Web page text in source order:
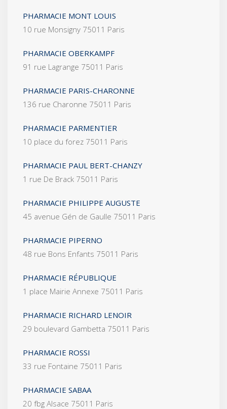
PHARMACIE MONT LOUIS
10 rue Monsigny 75011 Paris
PHARMACIE OBERKAMPF
91 rue Lagrange 75011 Paris
PHARMACIE PARIS-CHARONNE
136 rue Charonne 75011 Paris
PHARMACIE PARMENTIER
10 place du forez 75011 Paris
PHARMACIE PAUL BERT-CHANZY
1 rue De Brack 75011 Paris
PHARMACIE PHILIPPE AUGUSTE
45 avenue Gén de Gaulle 75011 Paris
PHARMACIE PIPERNO
48 rue Bons Enfants 75011 Paris
PHARMACIE RÉPUBLIQUE
1 place Mairie Annexe 75011 Paris
PHARMACIE RICHARD LENOIR
29 boulevard Gambetta 75011 Paris
PHARMACIE ROSSI
33 rue Fontaine 75011 Paris
PHARMACIE SABAA
20 fbg Alsace 75011 Paris